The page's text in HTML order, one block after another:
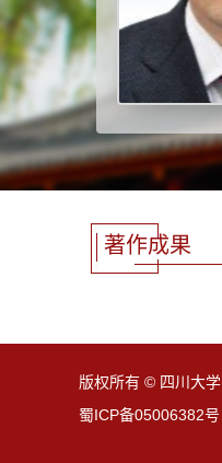
著作成果
版权所有 © 四川大学
蜀ICP备05006382号